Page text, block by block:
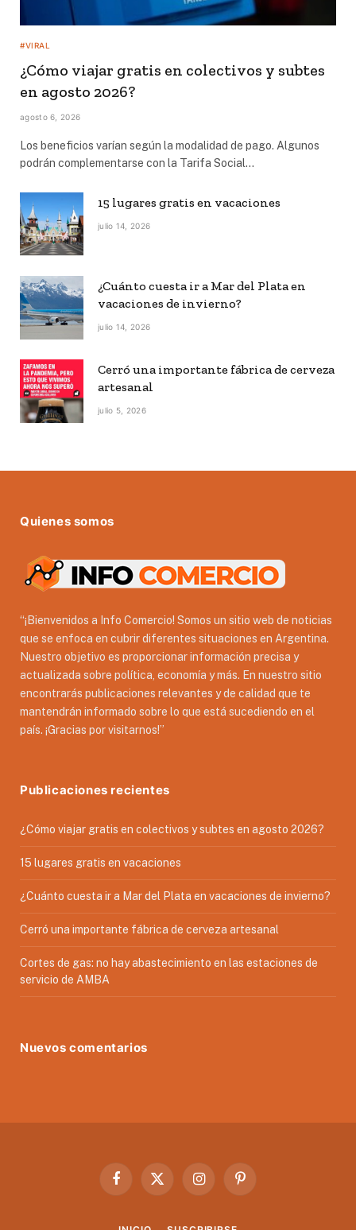
#VIRAL
¿Cómo viajar gratis en colectivos y subtes
en agosto 2026?
agosto 6, 2026
Los beneficios varían según la modalidad de pago. Algunos
podrán complementarse con la Tarifa Social…
15 lugares gratis en vacaciones
julio 14, 2026
¿Cuánto cuesta ir a Mar del Plata en
vacaciones de invierno?
julio 14, 2026
Cerró una importante fábrica de cerveza
artesanal
julio 5, 2026
Quienes somos
“¡Bienvenidos a Info Comercio! Somos un sitio web de noticias
que se enfoca en cubrir diferentes situaciones en Argentina.
Nuestro objetivo es proporcionar información precisa y
actualizada sobre política, economía y más. En nuestro sitio
encontrarás publicaciones relevantes y de calidad que te
mantendrán informado sobre lo que está sucediendo en el
país. ¡Gracias por visitarnos!”
Publicaciones recientes
¿Cómo viajar gratis en colectivos y subtes en agosto 2026?
15 lugares gratis en vacaciones
¿Cuánto cuesta ir a Mar del Plata en vacaciones de invierno?
Cerró una importante fábrica de cerveza artesanal
Cortes de gas: no hay abastecimiento en las estaciones de
servicio de AMBA
Nuevos comentarios
Facebook
X
InstagramPinterest